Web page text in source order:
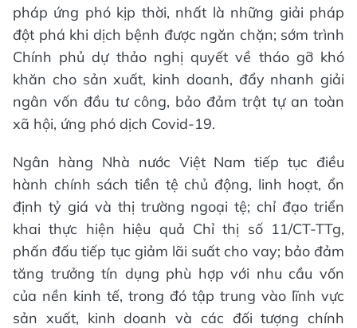
pháp ứng phó kịp thời, nhất là những giải pháp
đột phá khi dịch bệnh được ngăn chặn; sớm trình
Chính phủ dự thảo nghị quyết về tháo gỡ khó
khăn cho sản xuất, kinh doanh, đẩy nhanh giải
ngân vốn đầu tư công, bảo đảm trật tự an toàn
xã hội, ứng phó dịch Covid-19.
Ngân hàng Nhà nước Việt Nam tiếp tục điều
hành chính sách tiền tệ chủ động, linh hoạt, ổn
định tỷ giá và thị trường ngoại tệ; chỉ đạo triển
khai thực hiện hiệu quả Chỉ thị số 11/CT-TTg,
phấn đấu tiếp tục giảm lãi suất cho vay; bảo đảm
tăng trưởng tín dụng phù hợp với nhu cầu vốn
của nền kinh tế, trong đó tập trung vào lĩnh vực
sản xuất, kinh doanh và các đối tượng chính